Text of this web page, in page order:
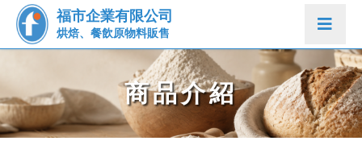
福市企業有限公司
烘焙、餐飲原物料販售
商品介紹